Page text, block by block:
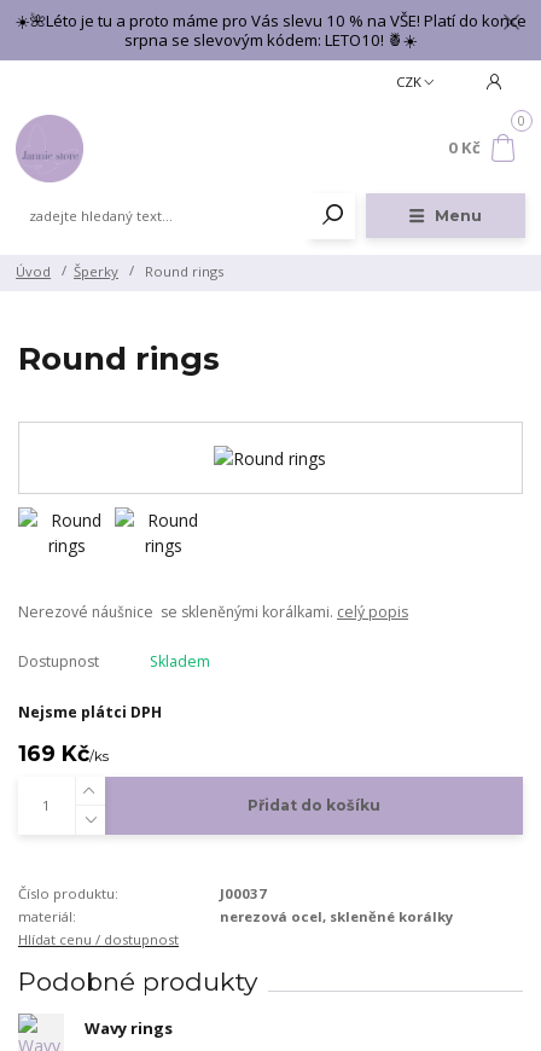
☀️🌺Léto je tu a proto máme pro Vás slevu 10 % na VŠE! Platí do konce
srpna se slevovým kódem: LETO10! 🍍☀️
Menu
CZK
0
0 Kč
Úvod Šperky Round rings
Round rings
Nerezové náušnice se skleněnými korálkami. celý popis
Dostupnost Skladem
Nejsme plátci DPH
169 Kč/ks
Přidat do košíku
Číslo produktu:
J00037
materiál:
nerezová ocel, skleněné korálky
Hlídat cenu / dostupnost
Podobné produkty
Wavy rings